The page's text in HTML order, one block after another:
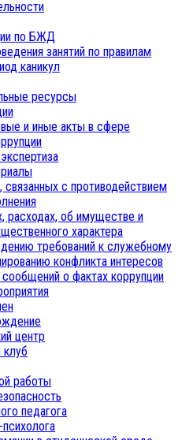
по БЖД
занятий по правилам
каникул
ресурсы
и иные акты в сфере
с противодействием
расходах, об имуществе и
характера
требований к служебному
конфликта интересов
о фактах коррупции
центр
клуб
работы
педагога